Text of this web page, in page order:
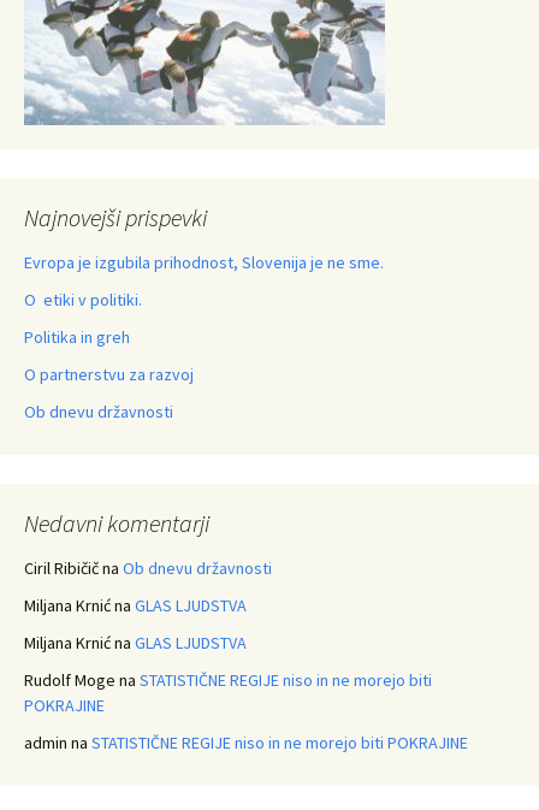
Najnovejši prispevki
Evropa je izgubila prihodnost, Slovenija je ne sme.
O etiki v politiki.
Politika in greh
O partnerstvu za razvoj
Ob dnevu državnosti
Nedavni komentarji
Ciril Ribičična Ob dnevu državnosti
Miljana Krnićna GLAS LJUDSTVA
Miljana Krnićna GLAS LJUDSTVA
Rudolf Moge na STATISTIČNE REGIJE niso in ne morejo biti
POKRAJINE
admin na STATISTIČNE REGIJE niso in ne morejo biti POKRAJINE